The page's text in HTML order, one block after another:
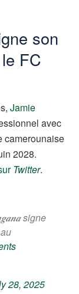
son
FC
Jamie
avec
camerounaise
2028.
Twitter.
signe
28, 2025